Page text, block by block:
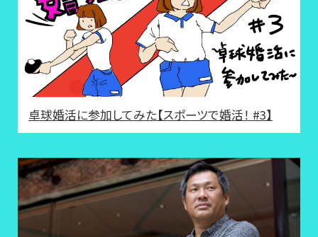
卓球婚活に参加してみた【スポーツで婚活！ #3】